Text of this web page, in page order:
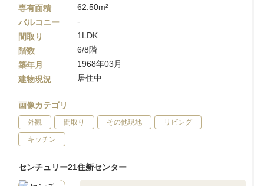
専有面積
62.50m²
バルコニー
-
間取り
1LDK
階数
6/8階
築年月
1968年03月
建物現況
居住中
画像カテゴリ
外観 間取り その他現地 リビング
キッチン
センチュリー21住新センター